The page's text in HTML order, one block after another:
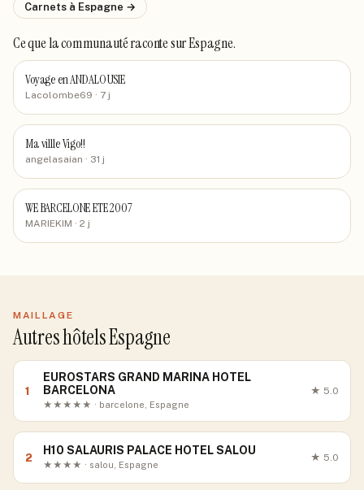
Carnets à Espagne →
Ce que la communauté racontesur Espagne.
Voyage en ANDALOUSIE
Lacolombe69 · 7 j
Ma villle Vigo!!
angelasaian · 31 j
WE BARCELONE ETE 2007
MARIEKIM · 2 j
MAILLAGE
Autres hôtels Espagne
1
EUROSTARS GRAND MARINA HOTEL
BARCELONA
★★★★★ · barcelone, Espagne
★ 5.0
2
H10 SALAURIS PALACE HOTEL SALOU
★★★★ · salou, Espagne
★ 5.0